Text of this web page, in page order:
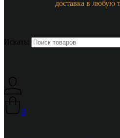
доставка в любую
Искать:
0